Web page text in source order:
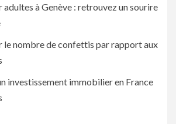
à Genève : retrouvez un sourire
le nombre de confettis par rapport aux
investissement immobilier en France